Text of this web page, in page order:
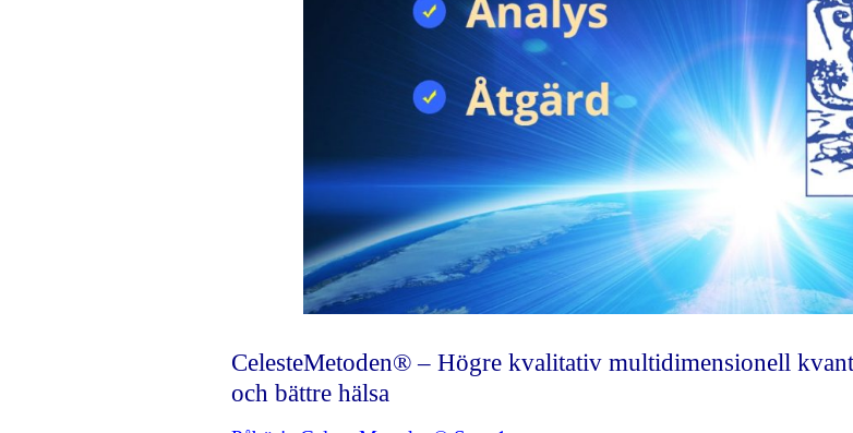
CelesteMetoden® – Högre kvalitativ multidimensionell
och bättre hälsa